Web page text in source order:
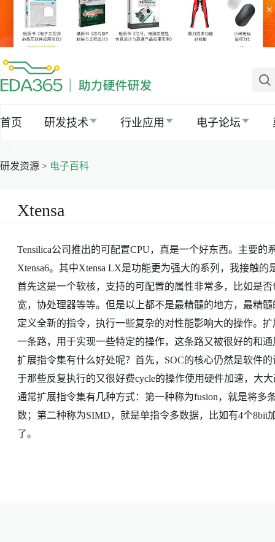
×
首页 研发技术 行业应用 电子论坛
研发资源 > 电子百科
Xtensa
Tensilica公司推出的可配置CPU，真是一个好东西。主要的
Xtensa6。其中Xtensa LX是功能更为强大的系列，我接触的
首先这是一个软核，支持的可配置的属性非常多，比如是否
宽，协处理器等等。但是以上都不是最精髓的地方，最精
定义全新的指令，执行一些复杂的对性能影响大的操作。
一条路，用于实现一些特定的操作，这条路又被很好的和
扩展指令集有什么好处呢？首先，SOC的核心仍然是软件
于那些反复执行的又很好费cycle的操作使用硬件加速，大
通常扩展指令集有几种方式：第一种称为fusion，就是将多
数；第二种称为SIMD，就是单指令多数据，比如有4个
了。